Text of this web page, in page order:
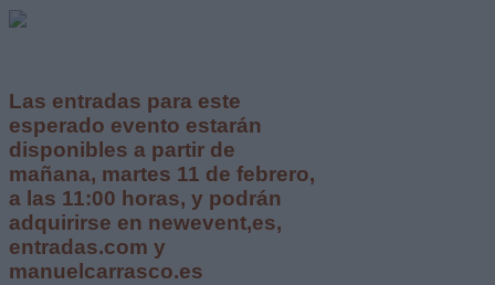
Las entradas para este
esperado evento estarán
disponibles a partir de
mañana, martes 11 de febrero,
a las 11:00 horas, y podrán
adquirirse en newevent,es,
entradas.com y
manuelcarrasco.es